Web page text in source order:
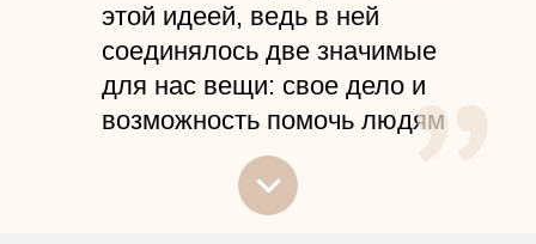
этой идеей, ведь в ней
соединялось две значимые
для нас вещи: свое дело и
возможность помочь людям